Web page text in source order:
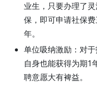
业生，只要办理了
保，即可申请社保
年。
单位吸纳激励 ：对
自身也能获得为期1
聘意愿大有裨益。